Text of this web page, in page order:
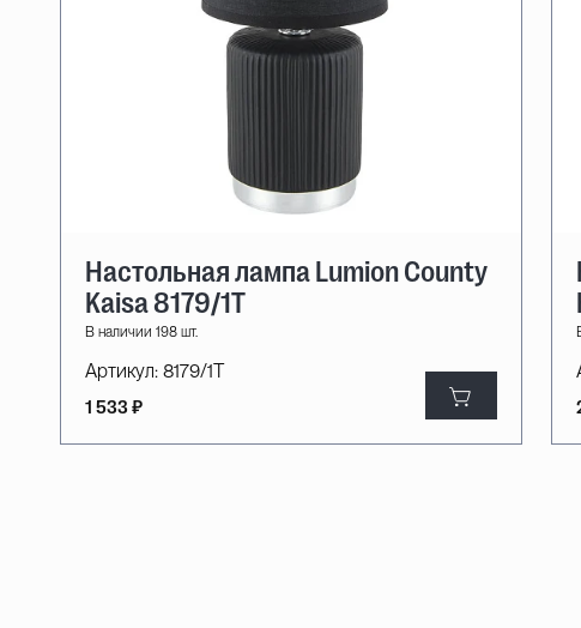
Настольная лампа Lumion County
Kaisa 8179/1T
В наличии 198 шт.
Артикул: 8179/1T
1 533 ₽